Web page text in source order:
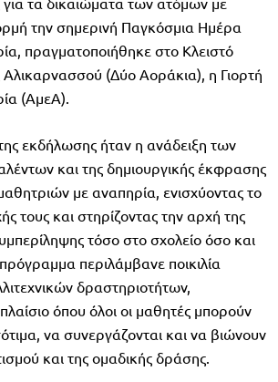
την σημερινή Παγκόσμια Ημέρα
πραγματοποιήθηκε στο Κλειστό
(Δύο Αοράκια), η Γιορτή
(ΑμεΑ).
εκδήλωσης ήταν η ανάδειξη των
και της δημιουργικής έκφρασης
με αναπηρία, ενισχύοντας το
τους και στηρίζοντας την αρχή της
τόσο στο σχολείο όσο και
περιλάμβανε ποικιλία
δραστηριοτήτων,
όπου όλοι οι μαθητές μπορούν
να συνεργάζονται και να βιώνουν
και της ομαδικής δράσης.